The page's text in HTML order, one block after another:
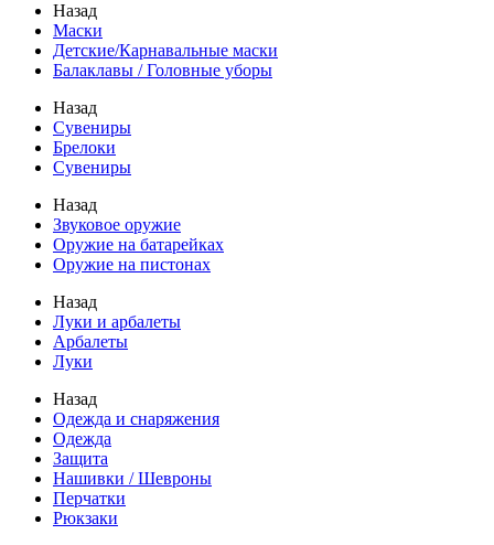
Назад
Маски
Детские/Карнавальные маски
Балаклавы / Головные уборы
Назад
Сувениры
Брелоки
Сувениры
Назад
Звуковое оружие
Оружие на батарейках
Оружие на пистонах
Назад
Луки и арбалеты
Арбалеты
Луки
Назад
Одежда и снаряжения
Одежда
Защита
Нашивки / Шевроны
Перчатки
Рюкзаки